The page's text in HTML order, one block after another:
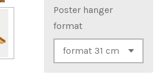
Poster hanger
format